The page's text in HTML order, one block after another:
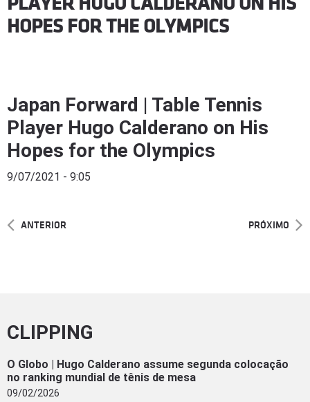
HOPES FOR THE OLYMPICS
Japan Forward | Table Tennis
Player Hugo Calderano on His
Hopes for the Olympics
9/07/2021 - 9:05
ANTERIOR PRÓXIMO
CLIPPING
O Globo | Hugo Calderano assume segunda colocação
no ranking mundial de tênis de mesa
09/02/2026